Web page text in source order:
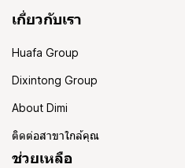
เกี่ยวกับเรา
Huafa Group
Dixintong Group
About Dimi
ติดต่อสาขาใกล้คุณ
ช่วยเหลือ